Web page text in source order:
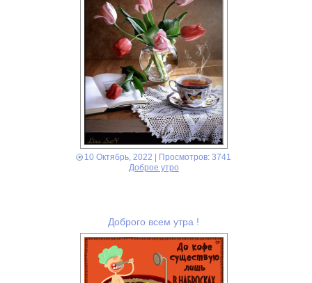
10 Октябрь, 2022 | Просмотров: 3741
Доброе утро
Доброго всем утра !